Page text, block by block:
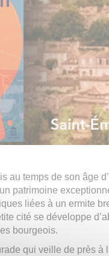
au temps de son âge
patrimoine
liées à un ermite
cité se développe
bourgeois.
qui veille de près à